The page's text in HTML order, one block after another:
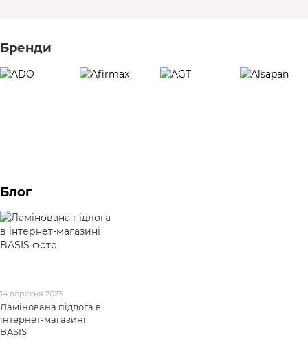
Бренди
Блог
14 вересня 2023
Ламінована підлога в
інтернет-магазині
BASIS